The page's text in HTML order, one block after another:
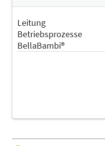
Leitung
Betriebsprozesse
BellaBambi®